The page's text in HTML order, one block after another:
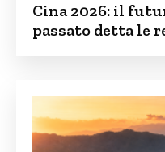
Cina 2026: il
passato detta le